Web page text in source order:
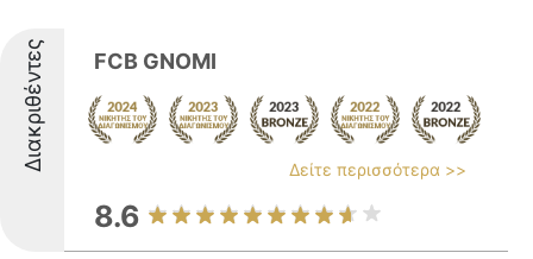
Διακριθέντες FCB GNOMI
Δείτε περισσότερα >>
8.6